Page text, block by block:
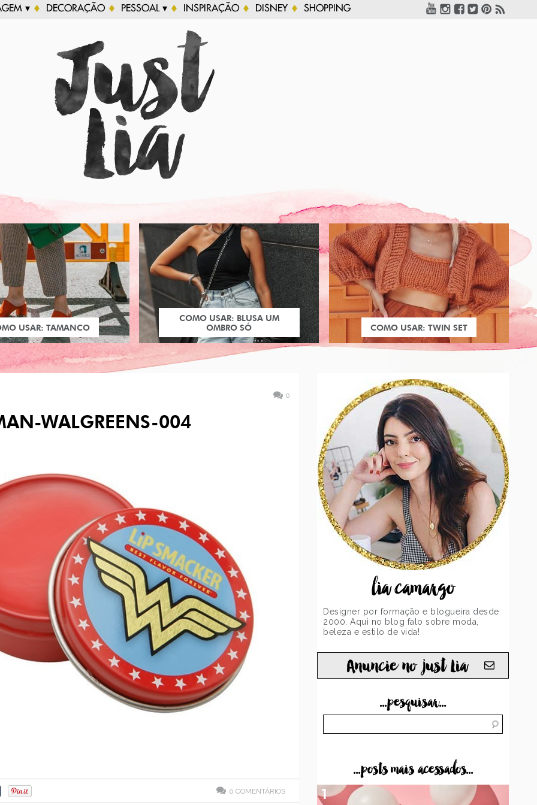
▾ DECORAÇÃO PESSOAL ▾ INSPIRAÇÃO DISNEY SHOPPING
USAR: TAMANCO
COMO USAR: BLUSA UM
OMBRO SÓ
COMO USAR: TWIN SET
0
WALGREENS-004
0 COMENTÁRIOS
lia camargo
Designer por formação e blogueira desde
2000. Aqui no blog falo sobre moda,
beleza e estilo de vida!
Anuncie no just Lia
...pesquisar...
...posts mais acessados...
1